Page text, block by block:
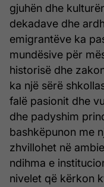
gjuhën dhe
dekadave dhe
emigrantëve ka
mundësive për
historisë dhe
ka një sërë
falë pasionit dhe
dhe padyshim
bashkëpunon me
zhvillohet në
ndihma e
nivelet që kërkon